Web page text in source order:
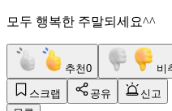
모두 행복한 주말되세요^^
추천0 비
스크랩 공유
신고